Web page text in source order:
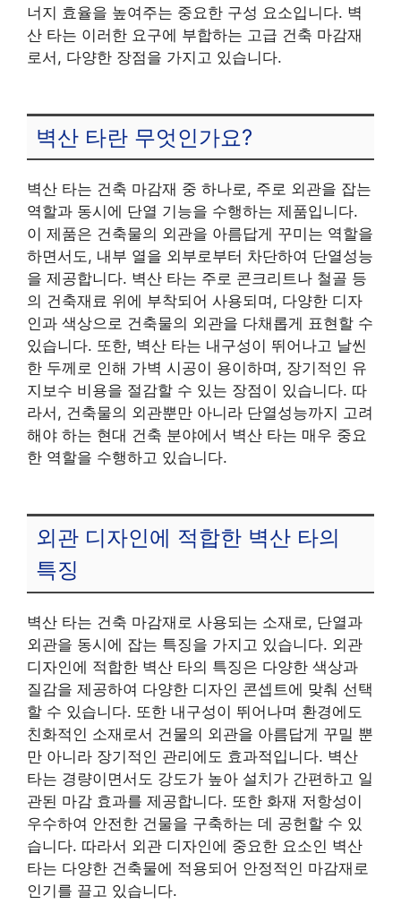
너지 효율을 높여주는 중요한 구성 요소입니다. 벽
산 타는 이러한 요구에 부합하는 고급 건축 마감재
로서, 다양한 장점을 가지고 있습니다.
벽산 타란 무엇인가요?
벽산 타는 건축 마감재 중 하나로, 주로 외관을 잡는
역할과 동시에 단열 기능을 수행하는 제품입니다.
이 제품은 건축물의 외관을 아름답게 꾸미는 역할을
하면서도, 내부 열을 외부로부터 차단하여 단열성능
을 제공합니다. 벽산 타는 주로 콘크리트나 철골 등
의 건축재료 위에 부착되어 사용되며, 다양한 디자
인과 색상으로 건축물의 외관을 다채롭게 표현할 수
있습니다. 또한, 벽산 타는 내구성이 뛰어나고 날씬
한 두께로 인해 가벽 시공이 용이하며, 장기적인 유
지보수 비용을 절감할 수 있는 장점이 있습니다. 따
라서, 건축물의 외관뿐만 아니라 단열성능까지 고려
해야 하는 현대 건축 분야에서 벽산 타는 매우 중요
한 역할을 수행하고 있습니다.
외관 디자인에 적합한 벽산 타의
특징
벽산 타는 건축 마감재로 사용되는 소재로, 단열과
외관을 동시에 잡는 특징을 가지고 있습니다. 외관
디자인에 적합한 벽산 타의 특징은 다양한 색상과
질감을 제공하여 다양한 디자인 콘셉트에 맞춰 선택
할 수 있습니다. 또한 내구성이 뛰어나며 환경에도
친화적인 소재로서 건물의 외관을 아름답게 꾸밀 뿐
만 아니라 장기적인 관리에도 효과적입니다. 벽산
타는 경량이면서도 강도가 높아 설치가 간편하고 일
관된 마감 효과를 제공합니다. 또한 화재 저항성이
우수하여 안전한 건물을 구축하는 데 공헌할 수 있
습니다. 따라서 외관 디자인에 중요한 요소인 벽산
타는 다양한 건축물에 적용되어 안정적인 마감재로
인기를 끌고 있습니다.